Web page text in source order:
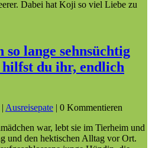
Dabei hat Koji so viel Liebe zu
lange sehnsüchtig
hilfst du ihr, endlich
| Ausreisepate | 0 Kommentieren
war, lebt sie im Tierheim und
und den hektischen Alltag vor Ort.